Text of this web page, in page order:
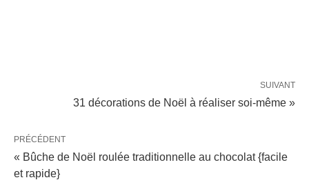
SUIVANT
31 décorations de Noël à réaliser soi-même »
PRÉCÉDENT
« Bûche de Noël roulée traditionnelle au chocolat {facile
et rapide}